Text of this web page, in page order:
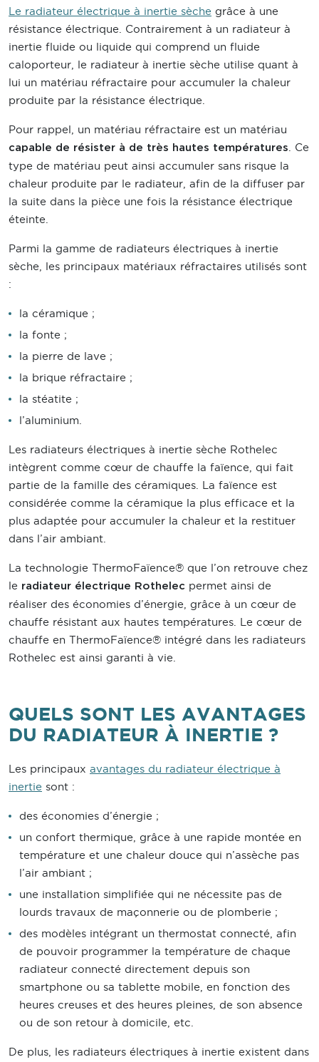
Le radiateur électrique à inertie sèche grâce à une
résistance électrique. Contrairement à un radiateur à
inertie fluide ou liquide qui comprend un fluide
caloporteur, le radiateur à inertie sèche utilise quant à
lui un matériau réfractaire pour accumuler la chaleur
produite par la résistance électrique.
Pour rappel, un matériau réfractaire est un matériau
capable de résister à de très hautes températures
. Ce
type de matériau peut ainsi accumuler sans risque la
chaleur produite par le radiateur, afin de la diffuser par
la suite dans la pièce une fois la résistance électrique
éteinte.
Parmi la gamme de radiateurs électriques à inertie
sèche, les principaux matériaux réfractaires utilisés sont
:
la céramique ;
la fonte ;
la pierre de lave ;
la brique réfractaire ;
la stéatite ;
l’aluminium.
Les radiateurs électriques à inertie sèche Rothelec
intègrent comme cœur de chauffe la faïence, qui fait
partie de la famille des céramiques. La faïence est
considérée comme la céramique la plus efficace et la
plus adaptée pour accumuler la chaleur et la restituer
dans l’air ambiant.
La technologie ThermoFaïence® que l’on retrouve chez
le radiateur électrique Rothelec permet ainsi de
réaliser des économies d’énergie, grâce à un cœur de
chauffe résistant aux hautes températures. Le cœur de
chauffe en ThermoFaïence® intégré dans les radiateurs
Rothelec est ainsi garanti à vie.
QUELS SONT LES AVANTAGES
DU RADIATEUR À INERTIE ?
Les principaux avantages du radiateur électrique à
inertie sont :
des économies d’énergie ;
un confort thermique, grâce à une rapide montée en
température et une chaleur douce qui n’assèche pas
l’air ambiant ;
une installation simplifiée qui ne nécessite pas de
lourds travaux de maçonnerie ou de plomberie ;
des modèles intégrant un thermostat connecté, afin
de pouvoir programmer la température de chaque
radiateur connecté directement depuis son
smartphone ou sa tablette mobile, en fonction des
heures creuses et des heures pleines, de son absence
ou de son retour à domicile, etc.
De plus, les radiateurs électriques à inertie existent dans